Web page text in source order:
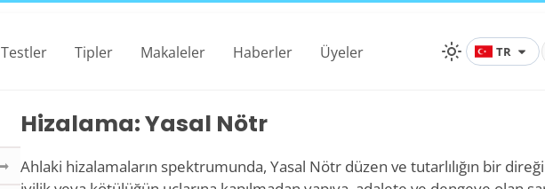
Testler Tipler Makaleler Haberler Üyeler TR
Hizalama: Yasal Nötr
Ahlaki hizalamaların spektrumunda, Yasal Nötr düzen ve tutarlılığın bir